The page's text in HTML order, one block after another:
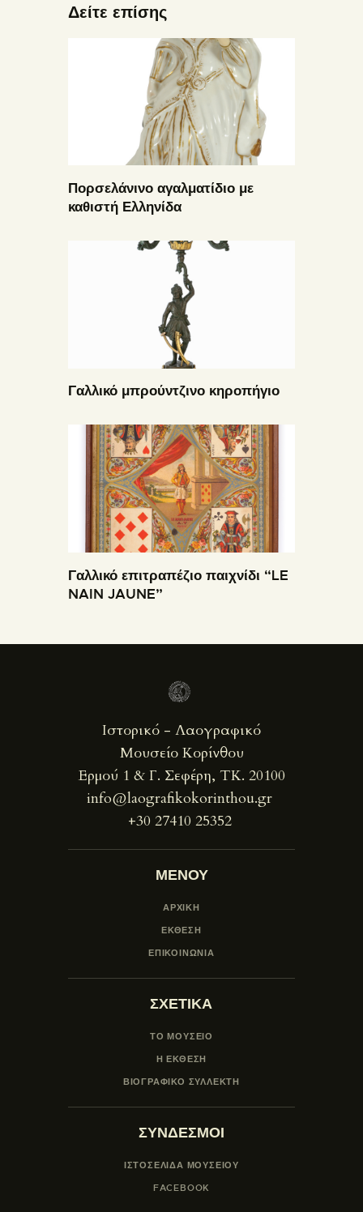
Δείτε επίσης
Πορσελάνινο αγαλματίδιο με
καθιστή Ελληνίδα
Γαλλικό μπρούντζινο κηροπήγιο
Γαλλικό επιτραπέζιο παιχνίδι “LE
NAIN JAUNE”
Ιστορικό - Λαογραφικό
Μουσείο Κορίνθου
Ερμού 1 & Γ. Σεφέρη, ΤΚ. 20100
info@laografikokorinthou.gr
+30 27410 25352
ΜΕΝΟΥ
ΑΡΧΙΚΗ
ΕΚΘΕΣΗ
ΕΠΙΚΟΙΝΩΝΙΑ
ΣΧΕΤΙΚΑ
ΤΟ ΜΟΥΣΕΙΟ
Η ΕΚΘΕΣΗ
ΒΙΟΓΡΑΦΙΚΟ ΣΥΛΛΕΚΤΗ
ΣΥΝΔΕΣΜΟΙ
ΙΣΤΟΣΕΛΙΔΑ ΜΟΥΣΕΊΟΥ
FACEBOOK